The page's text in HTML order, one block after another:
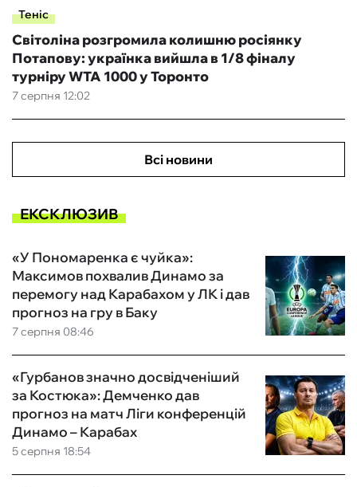
Теніс
7 серпня 12:02
Світоліна розгромила колишню росіянку
Потапову: українка вийшла в 1/8 фіналу
турніру WTA 1000 у Торонто
Всі новини
ЕКСКЛЮЗИВ
7 серпня 08:46
«У Пономаренка є чуйка»:
Максимов похвалив Динамо за
перемогу над Карабахом у ЛК і дав
прогноз на гру в Баку
5 серпня 18:54
«Гурбанов значно досвідченіший
за Костюка»: Демченко дав
прогноз на матч Ліги конференцій
Динамо – Карабах